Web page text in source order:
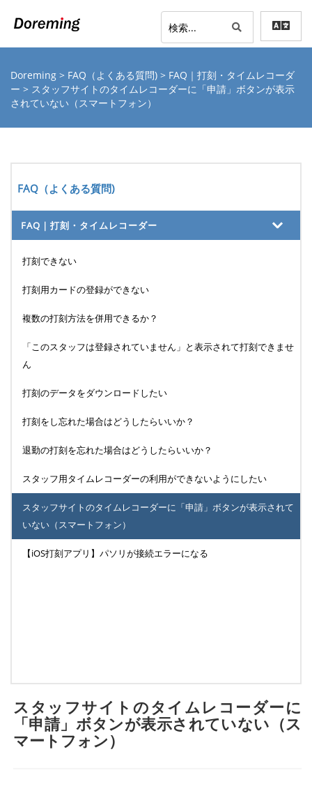
Doreming > FAQ（よくある質問) > FAQ｜打刻・タイムレコーダ
ー > スタッフサイトのタイムレコーダーに「申請」ボタンが表示
されていない（スマートフォン）
FAQ（よくある質問)
FAQ｜打刻・タイムレコーダー
打刻できない
打刻用カードの登録ができない
複数の打刻方法を併用できるか？
「このスタッフは登録されていません」と表示されて打刻できませ
ん
打刻のデータをダウンロードしたい
打刻をし忘れた場合はどうしたらいいか？
退勤の打刻を忘れた場合はどうしたらいいか？
スタッフ用タイムレコーダーの利用ができないようにしたい
スタッフサイトのタイムレコーダーに「申請」ボタンが表示されて
いない（スマートフォン）
【iOS打刻アプリ】パソリが接続エラーになる
スタッフサイトのタイムレコーダーに
「申請」ボタンが表示されていない（ス
マートフォン）